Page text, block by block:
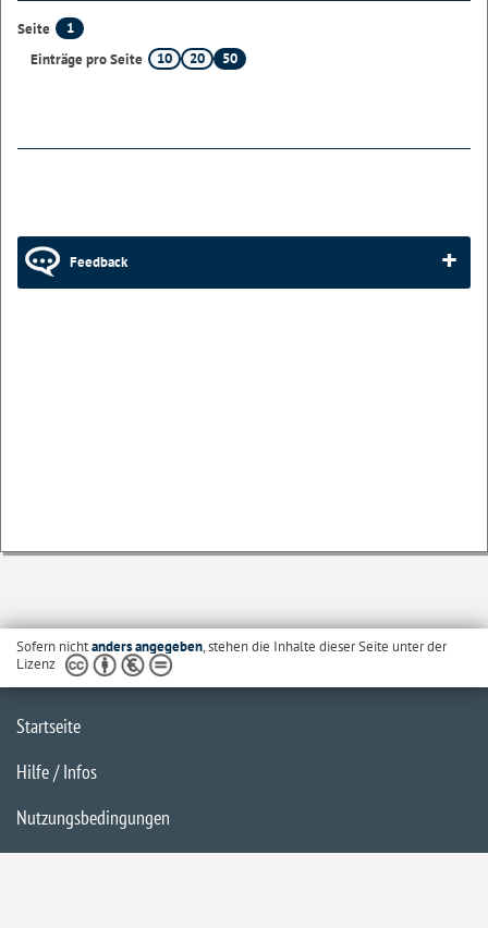
Seite
1
Einträge pro Seite
10 20 50
Feedback
Sofern nichtanders angegeben, stehen die Inhalte dieser Seite unter der
Lizenz
Startseite
Hilfe / Infos
Nutzungsbedingungen